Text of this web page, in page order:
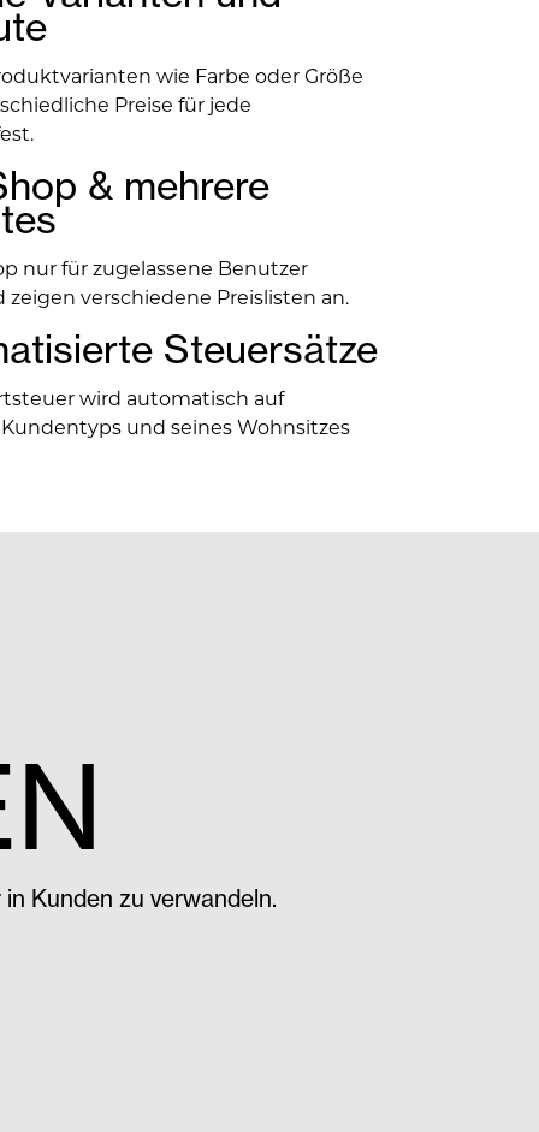
wie Farbe oder Größe
Preise für jede
& mehrere
nur für zugelassene Benutzer
verschiedene Preislisten an.
Steuersätze
wird automatisch auf
und seines Wohnsitzes
Kunden zu verwandeln.